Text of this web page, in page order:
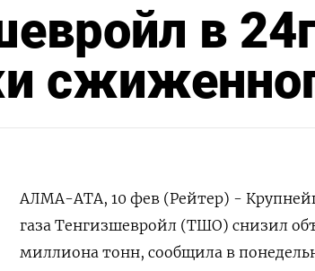
в
АЛМА-АТА, 10 фев (Рейтер) -
газа Тенгизшевройл (ТШО) снизил
миллиона тонн, сообщила в